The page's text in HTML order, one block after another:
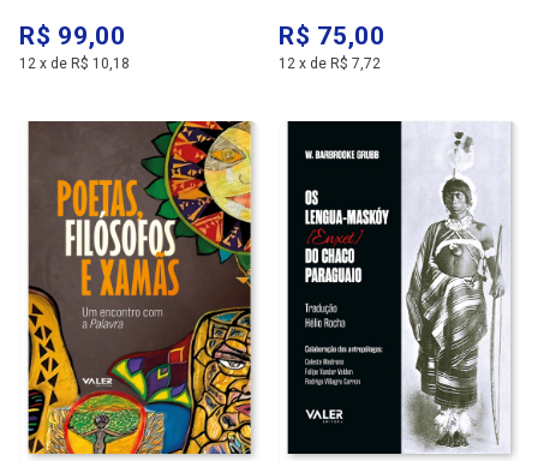
R$ 99,00
12 x de R$ 10,18
R$ 75,00
12 x de R$ 7,72